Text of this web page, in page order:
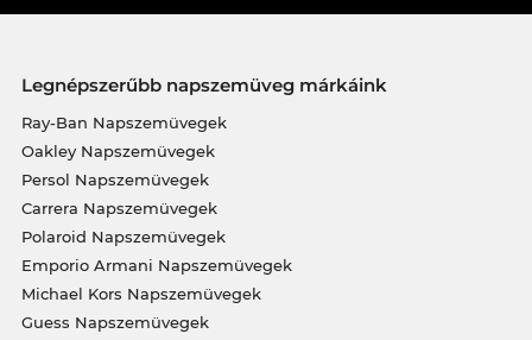
Legnépszerűbb napszemüveg márkáink
Ray-Ban Napszemüvegek
Oakley Napszemüvegek
Persol Napszemüvegek
Carrera Napszemüvegek
Polaroid Napszemüvegek
Emporio Armani Napszemüvegek
Michael Kors Napszemüvegek
Guess Napszemüvegek